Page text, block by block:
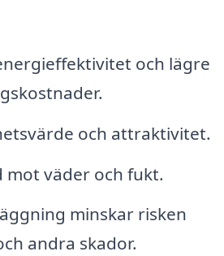
och lägre
och attraktivitet.
mot väder och fukt.
minskar risken
andra skador.